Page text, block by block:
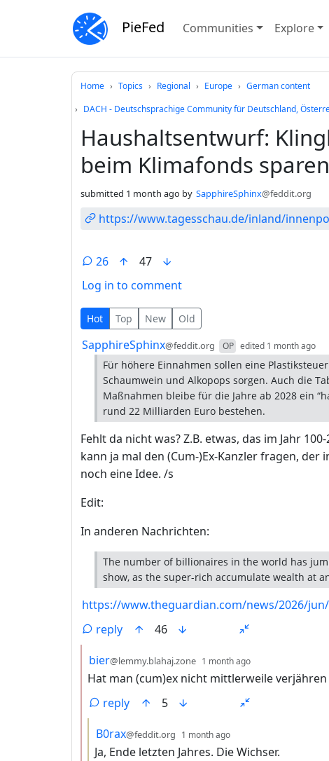
PieFed Communities Explore
Home Topics Regional Europe
German content
DACH - Deutschsprachige Community für Deutschland,
Haushaltsentwurf:
beim Klimafonds sparen
submitted 1 month ago by SapphireSphinx@feddit.org
https://www.tagesschau.de/inland/
26
47
Log in to comment
26 Comments
Hot Top New Old
by
SapphireSphinx@feddit.org OP edited 1 month ago
Für höhere Einnahmen sollen eine
Schaumwein und Alkopops sorgen. Auch die
Maßnahmen bleibe für die Jahre ab 2028 ein
rund 22 Milliarden Euro bestehen.
Fehlt da nicht was? Z.B. etwas, das im Jahr
kann ja mal den (Cum-)Ex-Kanzler fragen,
noch eine Idee. /s
Edit:
In anderen Nachrichten:
The number of billionaires in the world has
show, as the super-rich accumulate wealth at
https://www.theguardian.com/news/2026/
reply
46
by
bier@lemmy.blahaj.zone 1 month ago
Hat man (cum)ex nicht mittlerweile verjähren
reply
5
by
B0rax@feddit.org 1 month ago
Ja, Ende letzten Jahres. Die Wichser.
Do not click this